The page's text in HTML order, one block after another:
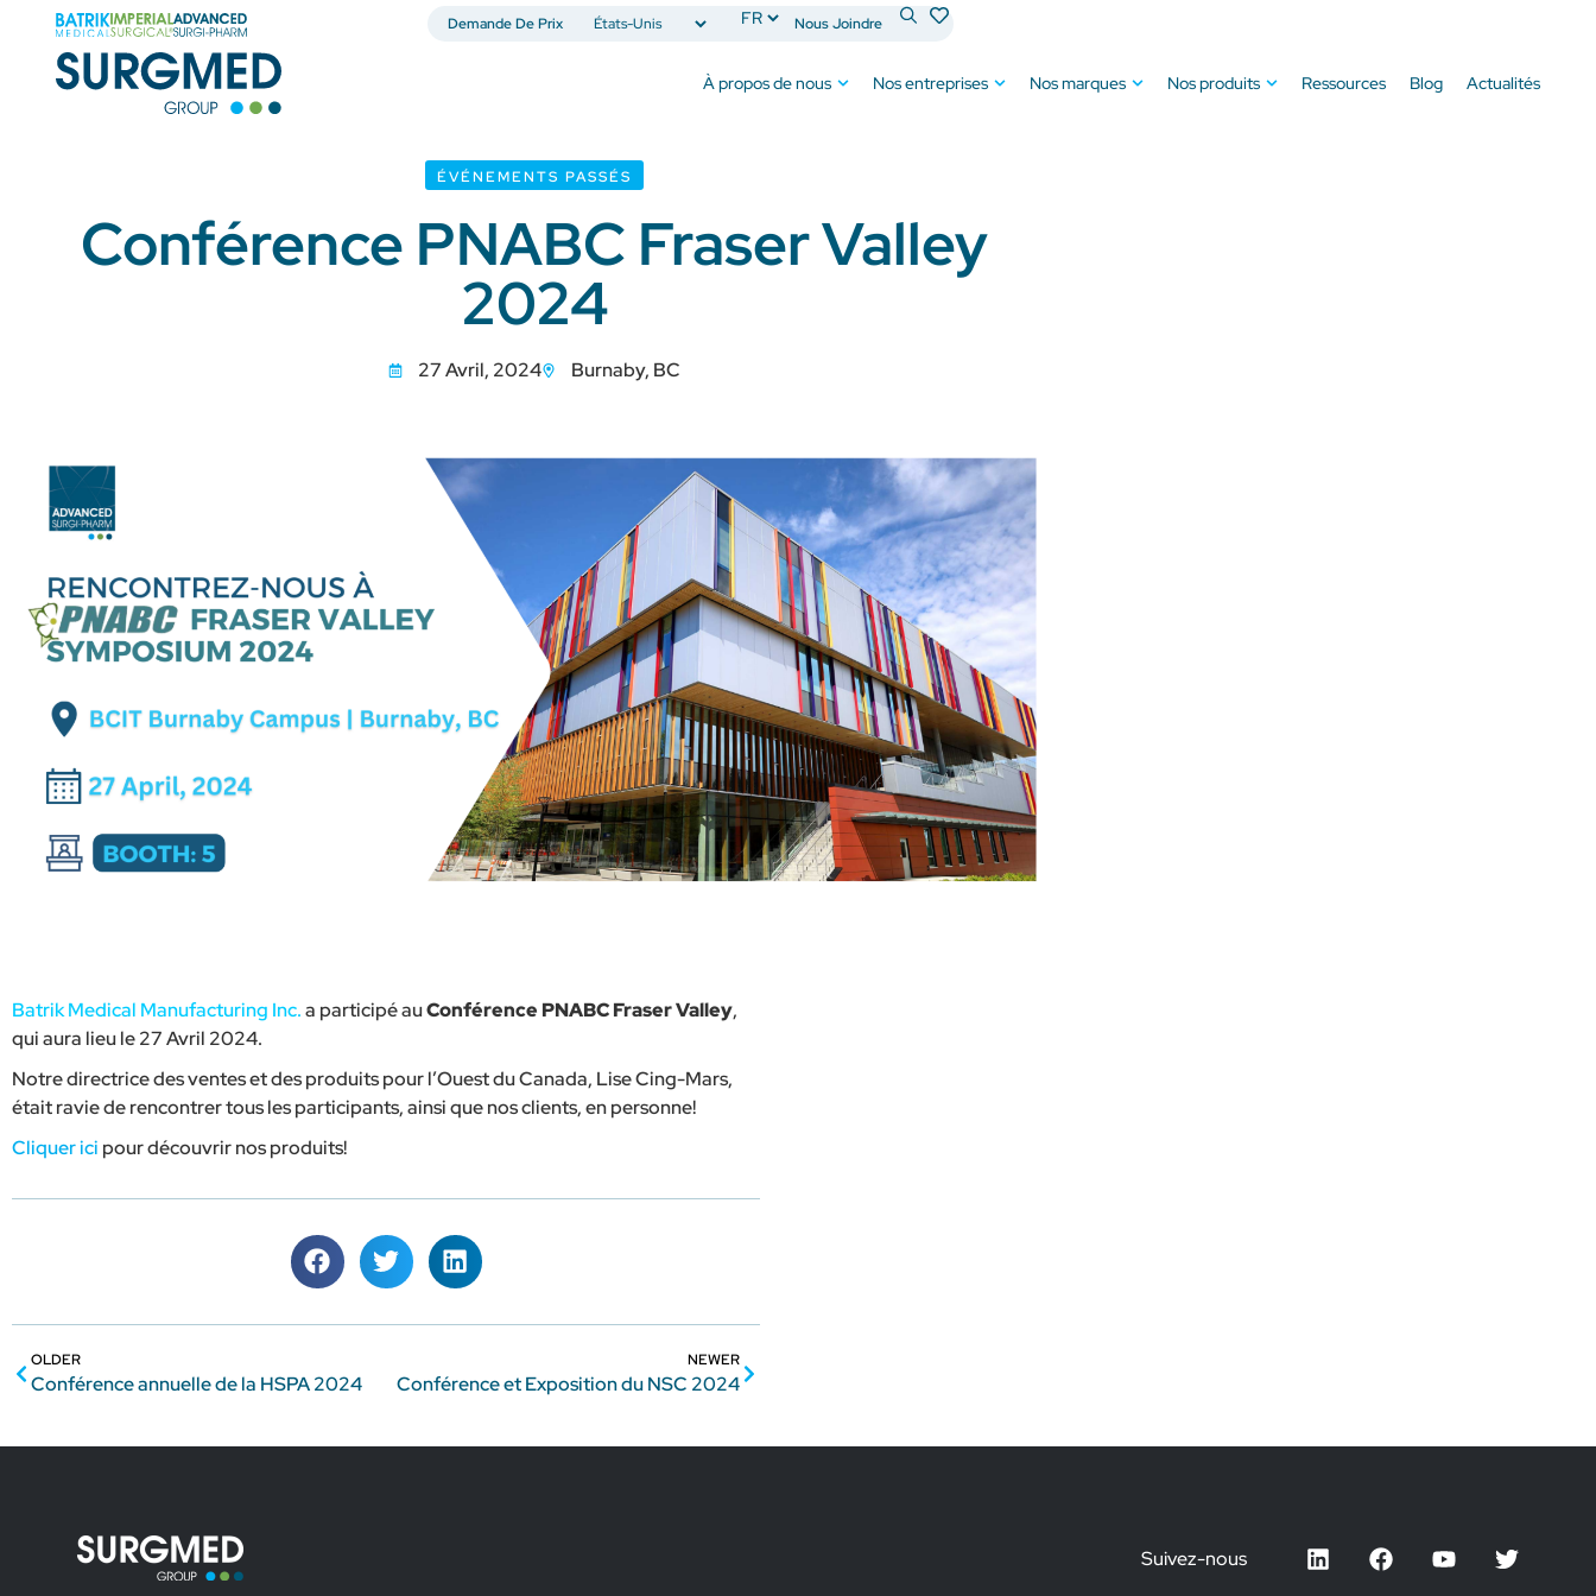
Demande De Prix Nous Joindre
À propos de nous Nos entreprises Nos marques Nos produits Ressources Blog Actualités
ÉVÉNEMENTS PASSÉS
Conférence PNABC Fraser Valley
2024
27 Avril, 2024 Burnaby, BC
Batrik Medical Manufacturing Inc.a participé auConférence PNABCFraser Valley,
qui aura lieu le 27 Avril 2024.
Notre directrice des ventes et des produits pour l’Ouest du Canada, Lise Cing-Mars,
était ravie de rencontrer tous les participants, ainsi que nos clients, en personne!
Cliquer ici pour découvrir nos produits!
OLDER
Conférence annuelle de la HSPA 2024
NEWER
Conférence et Exposition du NSC 2024
Suivez-nous